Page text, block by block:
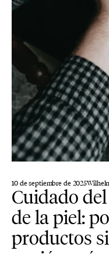
10 de septiembre de 2025
Cuidado
de la piel:
productos